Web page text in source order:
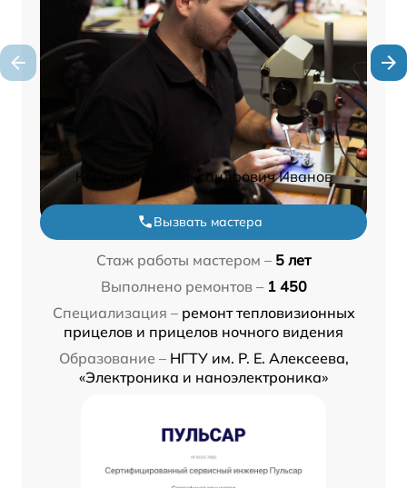
Константин Александрович Иванов
Вызвать мастера
Стаж работы мастером – 5 лет
Выполнено ремонтов – 1 450
Специализация – ремонт тепловизионных
прицелов и прицелов ночного видения
Образование – НГТУ им. Р. Е. Алексеева,
«Электроника и наноэлектроника»